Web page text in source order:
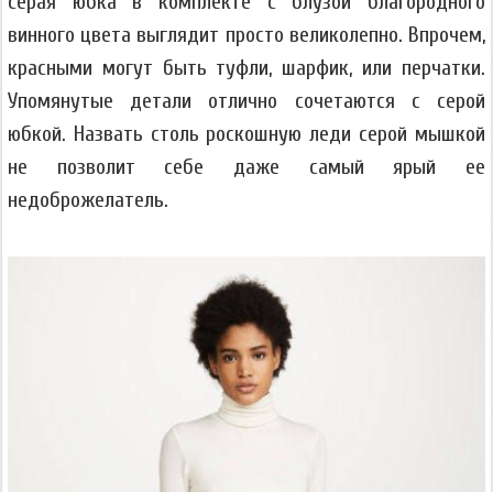
винного цвета выглядит просто великолепно. Впрочем,
красными могут быть туфли, шарфик, или перчатки.
Упомянутые детали отлично сочетаются с серой
юбкой. Назвать столь роскошную леди серой мышкой
не позволит себе даже самый ярый ее
недоброжелатель.